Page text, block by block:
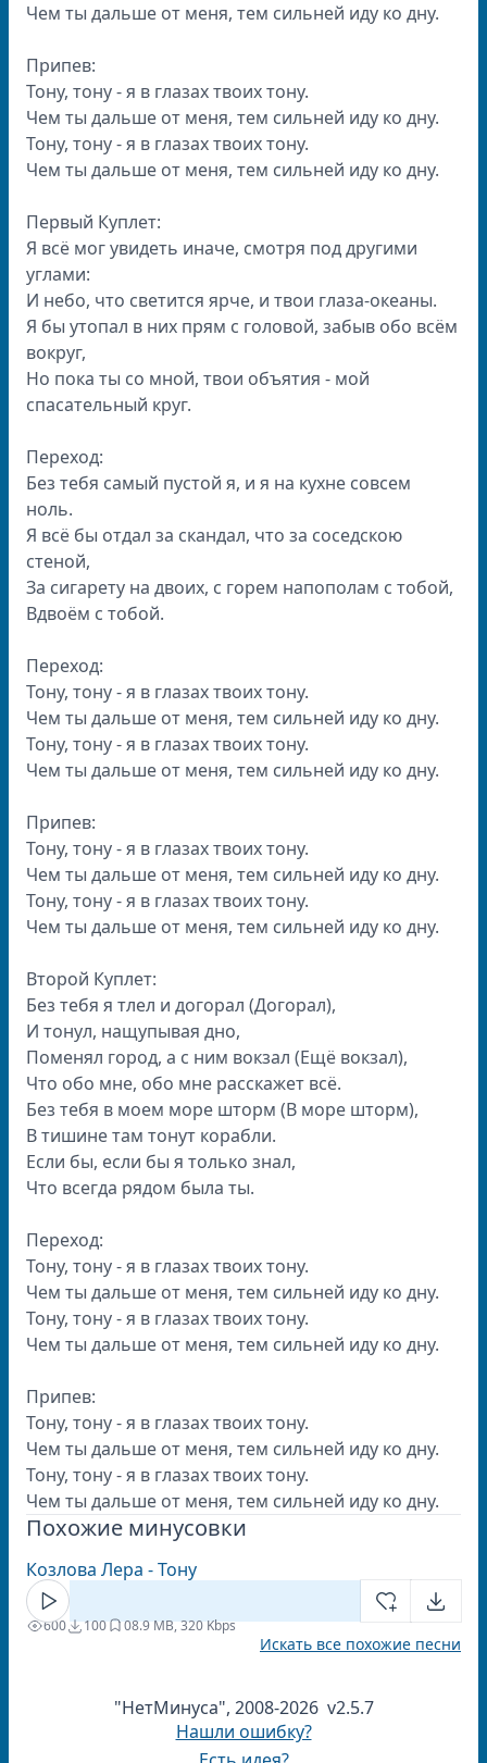
Чем ты дальше от меня, тем сильней иду ко дну.
Припев:
Тону, тону - я в глазах твоих тону.
Чем ты дальше от меня, тем сильней иду ко дну.
Тону, тону - я в глазах твоих тону.
Чем ты дальше от меня, тем сильней иду ко дну.
Первый Куплет:
Я всё мог увидеть иначе, смотря под другими
углами:
И небо, что светится ярче, и твои глаза-океаны.
Я бы утопал в них прям с головой, забыв обо всём
вокруг,
Но пока ты со мной, твои объятия - мой
спасательный круг.
Переход:
Без тебя самый пустой я, и я на кухне совсем
ноль.
Я всё бы отдал за скандал, что за соседскою
стеной,
За сигарету на двоих, с горем напополам с тобой,
Вдвоём с тобой.
Переход:
Тону, тону - я в глазах твоих тону.
Чем ты дальше от меня, тем сильней иду ко дну.
Тону, тону - я в глазах твоих тону.
Чем ты дальше от меня, тем сильней иду ко дну.
Припев:
Тону, тону - я в глазах твоих тону.
Чем ты дальше от меня, тем сильней иду ко дну.
Тону, тону - я в глазах твоих тону.
Чем ты дальше от меня, тем сильней иду ко дну.
Второй Куплет:
Без тебя я тлел и догорал (Догорал),
И тонул, нащупывая дно,
Поменял город, а с ним вокзал (Ещё вокзал),
Что обо мне, обо мне расскажет всё.
Без тебя в моем море шторм (В море шторм),
В тишине там тонут корабли.
Если бы, если бы я только знал,
Что всегда рядом была ты.
Переход:
Тону, тону - я в глазах твоих тону.
Чем ты дальше от меня, тем сильней иду ко дну.
Тону, тону - я в глазах твоих тону.
Чем ты дальше от меня, тем сильней иду ко дну.
Припев:
Тону, тону - я в глазах твоих тону.
Чем ты дальше от меня, тем сильней иду ко дну.
Тону, тону - я в глазах твоих тону.
Чем ты дальше от меня, тем сильней иду ко дну.
Похожие минусовки
Козлова Лера - Тону
600 100 08.9 MB, 320 Kbps
Искать все похожие песни
"НетМинуса", 2008-2026 v2.5.7
Нашли ошибку?